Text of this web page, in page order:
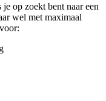
op zoekt bent naar een
wel met maximaal